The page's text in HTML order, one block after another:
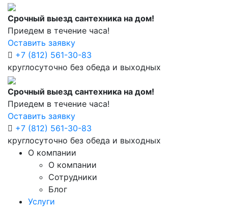
Срочный выезд сантехника на дом!
Приедем в течение часа!
Оставить заявку
+7 (812) 561-30-83
круглосуточно без обеда и выходных
Срочный выезд сантехника на дом!
Приедем в течение часа!
Оставить заявку
+7 (812) 561-30-83
круглосуточно без обеда и выходных
О компании
О компании
Сотрудники
Блог
Услуги